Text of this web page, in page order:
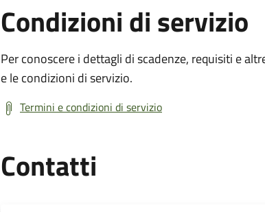
Condizioni di servizio
Per conoscere i dettagli di scadenze, requisiti e
e le condizioni di servizio.
Termini e condizioni di servizio
Contatti